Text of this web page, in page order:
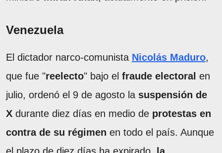
Venezuela
El dictador narco-comunista Nicolás Maduro,
que fue "reelecto" bajo el fraude electoral en
julio, ordenó el 9 de agosto la suspensión de
X durante diez días en medio de protestas en
contra de su régimen en todo el país. Aunque